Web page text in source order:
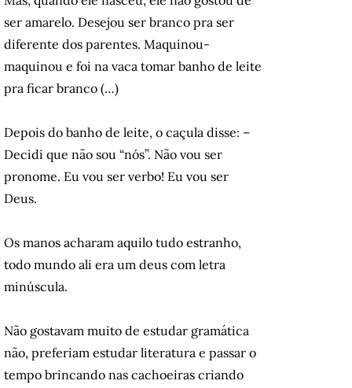
ser amarelo. Desejou ser branco pra ser
diferente dos parentes. Maquinou-
maquinou e foi na vaca tomar banho de leite
pra ficar branco (…)
Depois do banho de leite, o caçula disse: –
Decidi que não sou “nós”. Não vou ser
pronome. Eu vou ser verbo! Eu vou ser
Deus.
Os manos acharam aquilo tudo estranho,
todo mundo ali era um deus com letra
minúscula.
Não gostavam muito de estudar gramática
não, preferiam estudar literatura e passar o
tempo brincando nas cachoeiras criando